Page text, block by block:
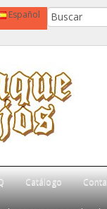
Español
Catálogo